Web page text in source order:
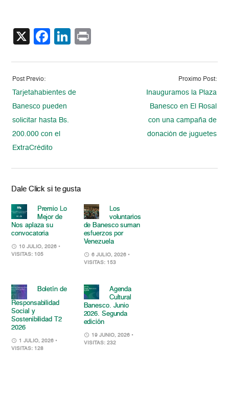
X Facebook
LinkedIn
Post Previo:
Tarjetahabientes de
Banesco pueden
solicitar hasta Bs.
200.000 con el
ExtraCrédito
Proximo Post:
Inauguramos la Plaza
Banesco en El Rosal
con una campaña de
donación de juguetes
Dale Click si te gusta
Premio Lo
Mejor de
Nos aplaza su
convocatoria
10 JULIO, 2026 •
VISITAS: 105
Los
voluntarios
de Banesco suman
esfuerzos por
Venezuela
6 JULIO, 2026 •
VISITAS: 153
Boletín de
Responsabilidad
Social y
Sostenibilidad T2
2026
1 JULIO, 2026 •
VISITAS: 128
Agenda
Cultural
Banesco. Junio
2026. Segunda
edición
19 JUNIO, 2026 •
VISITAS: 232